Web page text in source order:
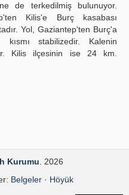
de terkedilmiş bulunuyor.
Kilis'e Burç kasabası
Yol, Gaziantep'ten Burç'a
stabilizedir. Kalenin
Kilis ilçesinin ise 24 km.
Kurumu . 2026
Belgeler· Höyük